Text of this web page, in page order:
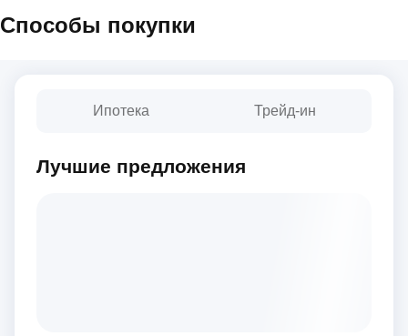
Способы покупки
Ипотека Трейд-ин
Лучшие предложения